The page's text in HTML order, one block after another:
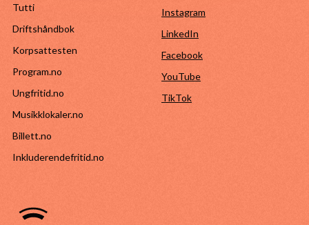
Tutti
Driftshåndbok
Korpsattesten
Program.no
Ungfritid.no
Musikklokaler.no
Billett.no
Inkluderendefritid.no
Instagram
LinkedIn
Facebook
YouTube
TikTok